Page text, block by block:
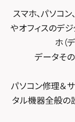
スマホスピタ
スマホスピタ
スマホスピタ
スマホスピタ
スマホスピタ
スマホスピタ
スマホスピ
スマホスピタ
スマホスピタ
スマホ、パソコ
やオフィスのデ
ホ（
データそ
パソコン修理＆
タル機器全般の